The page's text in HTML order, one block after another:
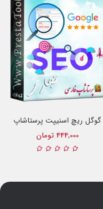
گوگل ریچ اسنیپت پرستاشاپ
444,000 تومان